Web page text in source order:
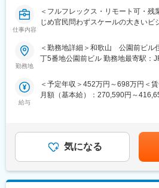
きっと強くなれるはず」という考え
と呼ばれる小さなグループに細分
分の活動の結果を捉えやすくするこ
■メンバー構成：
※直近3年で入社したメンバーが3名
社したメンバーがほとんどです。
き、日中に仕事を抜けることも可能
＜制度2＞健康休暇制度：通院など
40日まで積立が可。年次有給休暇
定に合わせてテレワークを活用でき
仕事内容
＜フルフレックス・リモート可・
じめ官民問わずスケールの大きいビ
◇魅力ポイント◇
◆ICT業界未経験から活躍
商品知識や営業力を向上させる研
自ら学ぶことが出来る環境がありま
◆働きやすい環境
完全週休2日制（土日祝休）残業月
ランスの両立が可能。
積極的にリモートワーク、フレック
勤務地
＜勤務地詳細＞和歌山 公園前ビル
丁5番地公園前ビル 勤務地最寄駅：
能性あり
給与
＜予定年収＞452万円～698万円＜
月額（基本給）：270,590円～
／月の手当が含まれます。賃金はあ
選考を通じて上下する可能性があり
含めた表記です。
気になる